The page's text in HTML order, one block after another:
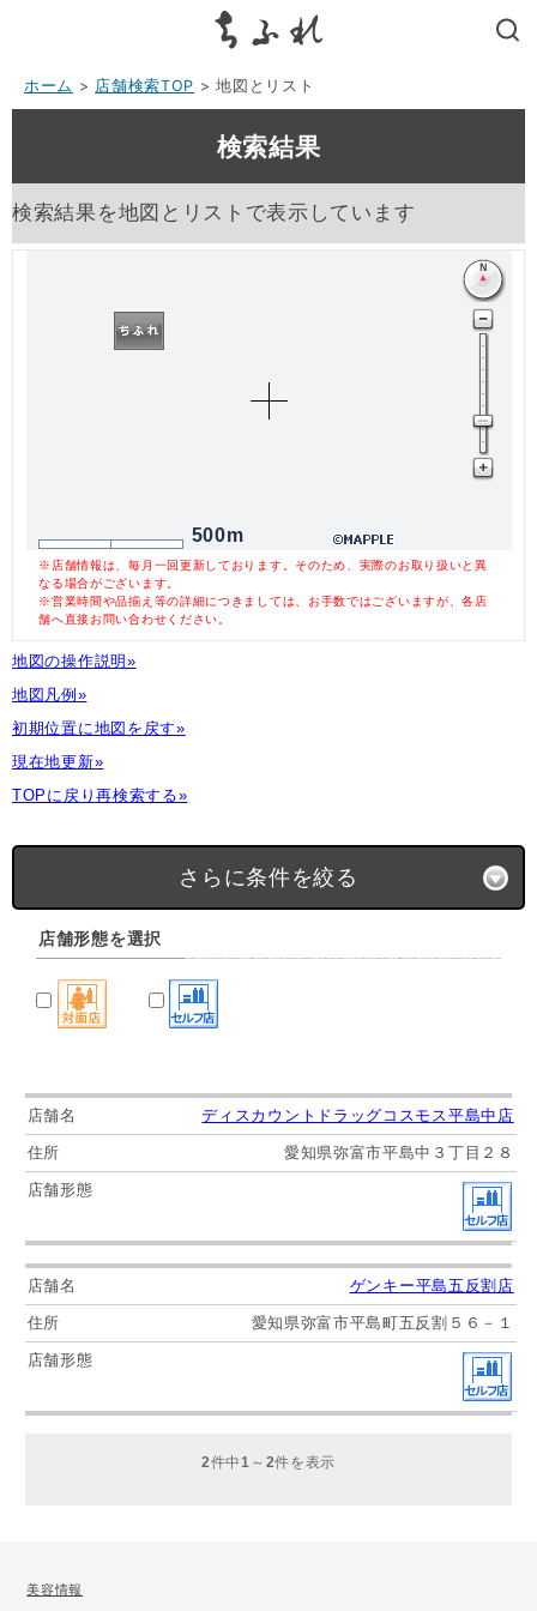
ホーム > 店舗検索TOP > 地図とリスト
検索結果
検索結果を地図とリストで表示しています
500m
※店舗情報は、毎月一回更新しております。そのため、実際のお取り扱いと異
なる場合がございます。
※営業時間や品揃え等の詳細につきましては、お手数ではございますが、各店
舗へ直接お問い合わせください。
地図の操作説明»
地図凡例»
初期位置に地図を戻す»
現在地更新»
TOPに戻り再検索する»
さらに条件を絞る
店舗形態を選択
ディスカウントドラッグコスモス平島中店
愛知県弥富市平島中３丁目２８
ゲンキー平島五反割店
愛知県弥富市平島町五反割５６－１
2件中 1 ～ 2件を表示
美容情報